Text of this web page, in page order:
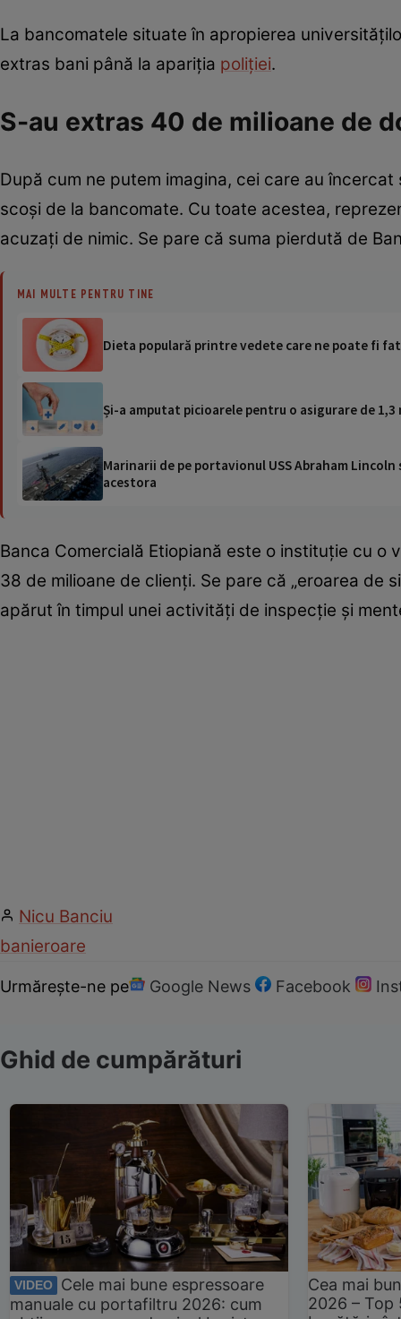
La bancomatele situate în apropierea
extras bani până la apariția poliției.
S-au extras 40 de milioane de
După cum ne putem imagina, cei care au
scoși de la bancomate. Cu toate acestea,
acuzați de nimic. Se pare că suma pierdută de
MAI MULTE PENTRU TINE
Dieta populară printre vedete care ne poate fi
Și-a amputat picioarele pentru o asigurare de
Marinarii de pe portavionul USS Abraham
acestora
Banca Comercială Etiopiană este o instituție cu o
38 de milioane de clienți. Se pare că „eroarea
apărut în timpul unei activități de inspecție și
Nicu Banciu
banieroare
Urmărește-ne pe Google News Facebook
Ghid de cumpărături
VIDEO
Cele mai bune espressoare
manuale cu portafiltru 2026: cum
Cea mai
2026 –